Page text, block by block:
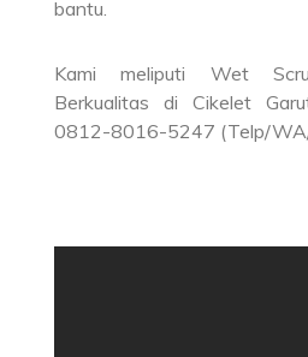
bantu.
Kami meliputi Wet
Berkualitas di Cikelet
0812-8016-5247 (Telp/WA/